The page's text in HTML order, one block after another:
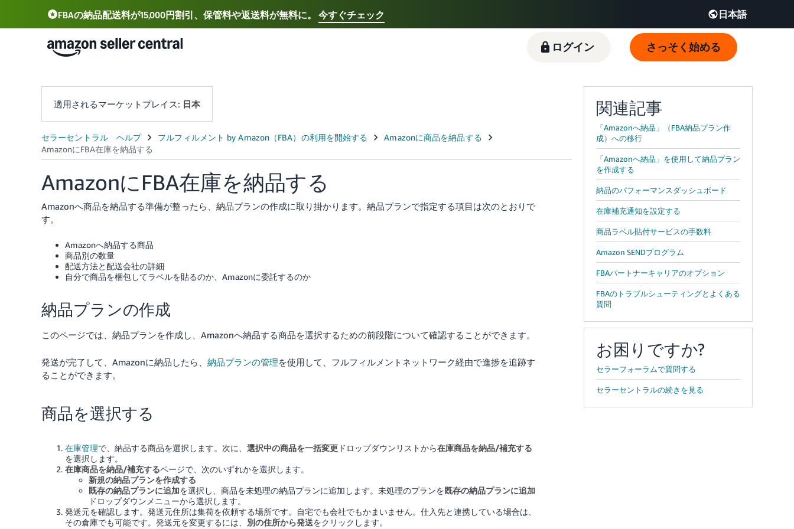
FBAの納品配送料が15,000円割引、保管料や返送料が無料に。 今すぐチェック 日本語
Select your preferred language
中文 - CN Deutsch - DE 日本語 - JP English - JP
ログイン さっそく始める
適用されるマーケットプレイス: 日本
AmazonにFBA在庫を納品する
Amazonへ商品を納品する準備が整ったら、納品プランの作成に取り掛かります。納品プランで指定する項目は次のとおりで
す。
Amazonへ納品する商品
商品別の数量
配送方法と配送会社の詳細
自分で商品を梱包してラベルを貼るのか、Amazonに委託するのか
納品プランの作成
このページでは、納品プランを作成し、Amazonへ納品する商品を選択するための前段階について確認することができます。
発送が完了して、Amazonに納品したら、 納品プランの管理を使用して、フルフィルメントネットワーク経由で進捗を追跡す
ることができます。
商品を選択する
在庫管理で、納品する商品を選択します。 次に、 選択中の商品を一括変更 ドロップダウンリストから在庫商品を納品/補充する
を選択します。
在庫商品を納品/補充するページで、次のいずれかを選択します。
新規の納品プランを作成する
既存の納品プランに追加を選択し、商品を未処理の納品プランに追加します。未処理のプランを既存の納品プランに追加
ドロップダウンメニューから選択します。
発送元を確認します。発送元住所は集荷を依頼する場所です。自宅でも会社でもかまいません。仕入先と連携している場合は、
その倉庫でも可能です。発送元を変更するには、 別の住所から発送をクリックします。
関連記事
「Amazonへ納品」（FBA納品プラン作
成）への移行
「Amazonへ納品」を使用して納品プラン
を作成する
納品のパフォーマンスダッシュボード
在庫補充通知を設定する
商品ラベル貼付サービスの手数料
Amazon SENDプログラム
FBAパートナーキャリアのオプション
FBAのトラブルシューティングとよくある
質問
お困りですか?
セラーフォーラムで質問する
セラーセントラルの続きを見る